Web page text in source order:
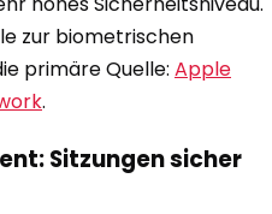
zur biometrischen
primäre Quelle: Apple
.
Sitzungen sicher